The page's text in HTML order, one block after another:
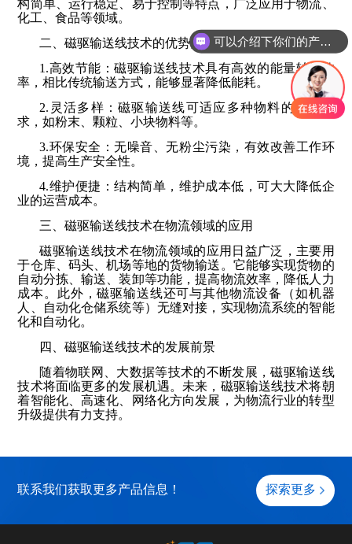
构简单、运行稳定、易于控制等特点，广泛应用于物流、
化工、食品等领域。
二、磁驱输送线技术的优势分析
1.高效节能：磁驱输送线技术具有高效的能量转换效
率，相比传统输送方式，能够显著降低能耗。
2.灵活多样：磁驱输送线可适应多种物料的输送需
求，如粉末、颗粒、小块物料等。
3.环保安全：无噪音、无粉尘污染，有效改善工作环
境，提高生产安全性。
4.维护便捷：结构简单，维护成本低，可大大降低企
业的运营成本。
三、磁驱输送线技术在物流领域的应用
磁驱输送线技术在物流领域的应用日益广泛，主要用
于仓库、码头、机场等地的货物输送。它能够实现货物的
自动分拣、输送、装卸等功能，提高物流效率，降低人力
成本。此外，磁驱输送线还可与其他物流设备（如机器
人、自动化仓储系统等）无缝对接，实现物流系统的智能
化和自动化。
四、磁驱输送线技术的发展前景
随着物联网、大数据等技术的不断发展，磁驱输送线
技术将面临更多的发展机遇。未来，磁驱输送线技术将朝
着智能化、高速化、网络化方向发展，为物流行业的转型
升级提供有力支持。
联系我们获取更多产品信息！ 探索更多
可以介绍下你们的产品么